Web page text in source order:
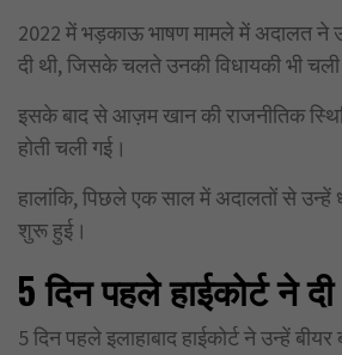
2022 में भड़काऊ भाषण मामले में अदालत ने
दी थी, जिसके चलते उनकी विधायकी भी
इसके बाद से आज़म खान की राजनीतिक
होती चली गई।
हालांकि, पिछले एक साल में अदालतों से उन्हें
शुरू हुई।
5 दिन पहले हाईकोर्ट ने
5 दिन पहले इलाहाबाद हाईकोर्ट ने उन्हें